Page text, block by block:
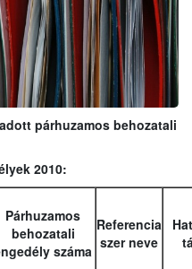
párhuzamos behozatali
2010:
Párhuzamos
behozatali
száma
Referencia
szer neve